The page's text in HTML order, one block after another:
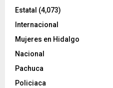
Estatal (4,073)
Internacional
Mujeres en Hidalgo
Nacional
Pachuca
Policiaca